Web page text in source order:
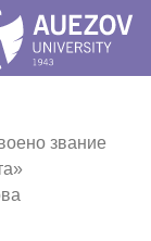
звание